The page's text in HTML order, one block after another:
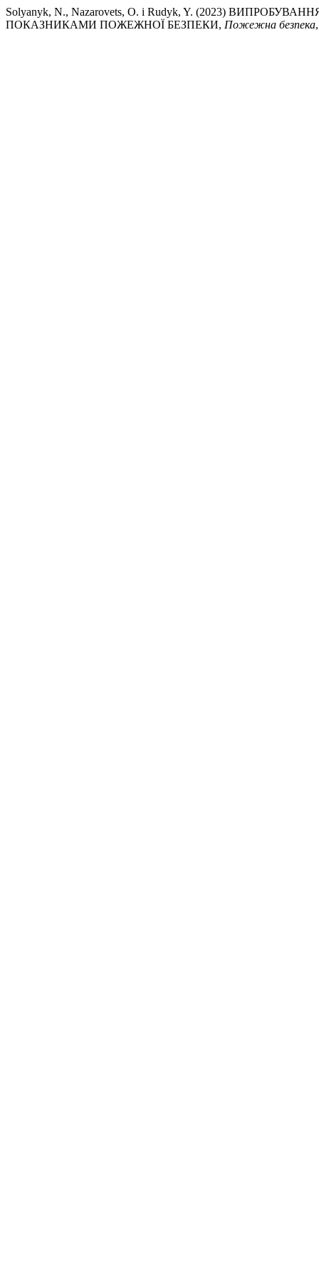
Solyanyk, N., Nazarovets, O. і Rudyk, Y. (2023)
ПОКАЗНИКАМИ ПОЖЕЖНОЇ БЕЗПЕКИ, Пожежна безпека